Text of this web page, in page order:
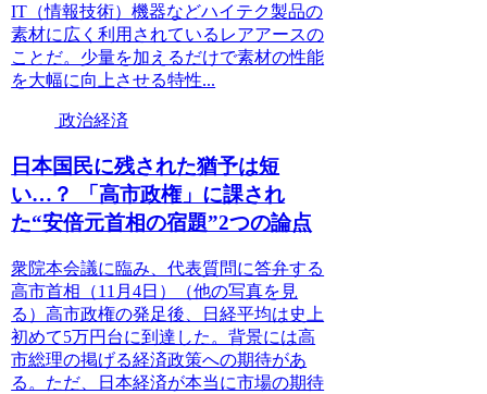
IT（情報技術）機器などハイテク製品の
素材に広く利用されているレアアースの
ことだ。少量を加えるだけで素材の性能
を大幅に向上させる特性...
政治経済
日本国民に残された猶予は短
い…？ 「高市政権」に課され
た“安倍元首相の宿題”2つの論点
衆院本会議に臨み、代表質問に答弁する
高市首相（11月4日）（他の写真を見
る）高市政権の発足後、日経平均は史上
初めて5万円台に到達した。背景には高
市総理の掲げる経済政策への期待があ
る。ただ、日本経済が本当に市場の期待